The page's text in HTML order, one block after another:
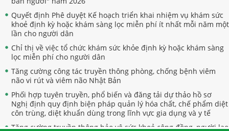
Quyết định Phê duyệt Kế hoạch triển khai nhiệm vụ khám sức
khoẻ định kỳ hoặc khám sàng lọc miễn phí ít nhất mỗi năm một
lần cho người dân
Chỉ thị về việc tổ chức khám sức khỏe định kỳ hoặc khám sàng
lọc miễn phí cho người dân
Tăng cường công tác truyền thông phòng, chống bệnh viêm
não vi rút và viêm não Nhật Bản
Phối hợp tuyên truyền, phổ biến và đăng tải dự thảo hồ sơ
Nghị định quy định biện pháp quản lý hóa chất, chế phẩm diệt
côn trùng, diệt khuẩn dùng trong lĩnh vực gia dụng và y tế
Tăng cường truyền thông bảo vệ sức khoẻ cộng đồng, người lao
động trước tác động của nắng nóng, hạn hán, xâm nhập mặn